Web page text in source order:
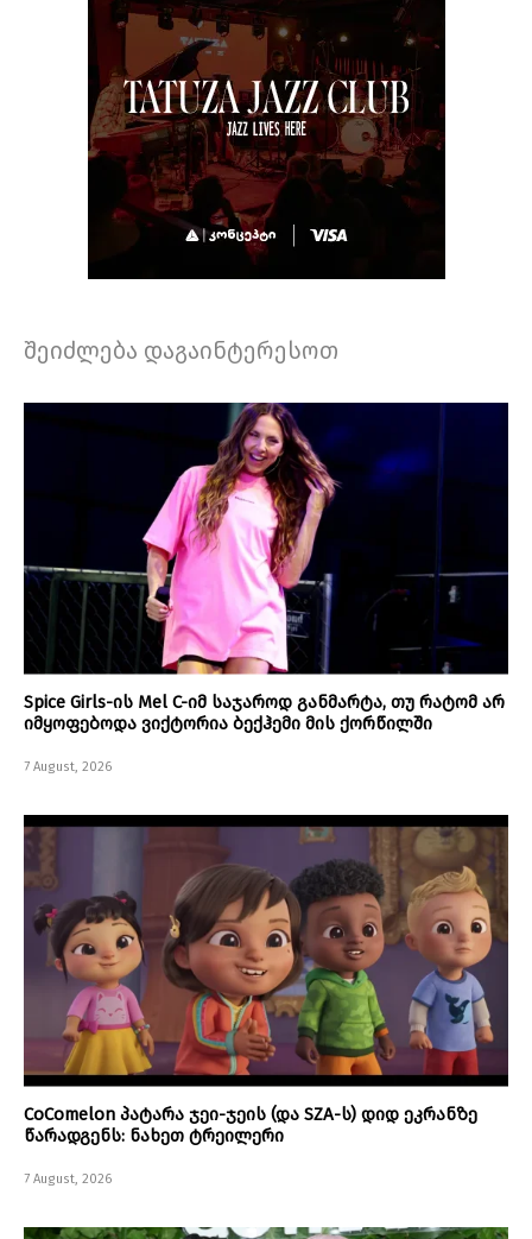
შეიძლება დაგაინტერესოთ
Spice Girls-ის Mel C-იმ საჯაროდ განმარტა, თუ რატომ არ
იმყოფებოდა ვიქტორია ბექჰემი მის ქორწილში
7 August, 2026
CoComelon პატარა ჯეი-ჯეის (და SZA-ს) დიდ ეკრანზე
წარადგენს: ნახეთ ტრეილერი
7 August, 2026